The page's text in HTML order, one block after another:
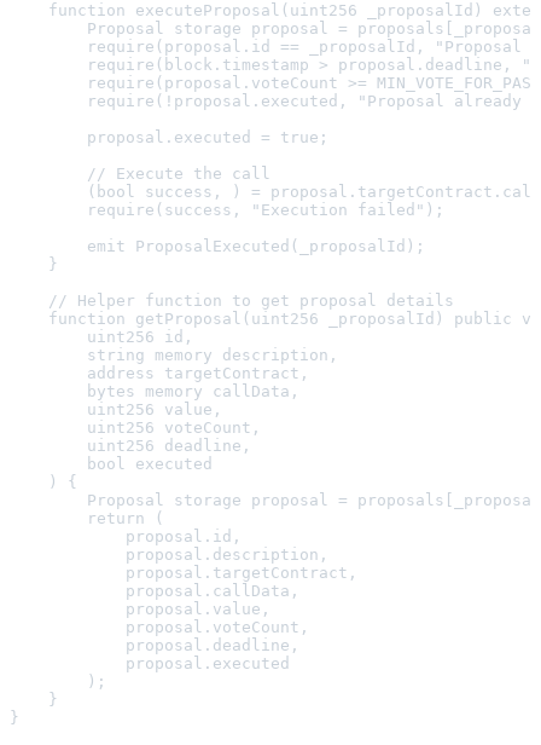
function executeProposal(uint256 _proposalId)
Proposal storage proposal =
require(proposal.id == _proposalId, "Proposal
require(block.timestamp > proposal.deadline,
require(proposal.voteCount >=
require(!proposal.executed, "Proposal already
        proposal.executed = true;
        // Execute the call
(bool success, ) =
        require(success, "Execution failed");
        emit ProposalExecuted(_proposalId);
    }
    // Helper function to get proposal details
function getProposal(uint256 _proposalId) public
        uint256 id,
        string memory description,
        address targetContract,
        bytes memory callData,
        uint256 value,
        uint256 voteCount,
        uint256 deadline,
        bool executed
    ) {
Proposal storage proposal =
        return (
            proposal.id,
            proposal.description,
            proposal.targetContract,
            proposal.callData,
            proposal.value,
            proposal.voteCount,
            proposal.deadline,
            proposal.executed
        );
    }